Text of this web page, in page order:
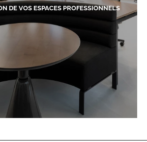
DE VOS ESPACES PROFESSIONNELS